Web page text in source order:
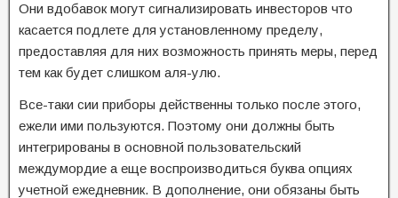
Они вдобавок могут сигнализировать инвесторов что
касается подлете для установленному пределу,
предоставляя для них возможность принять меры, перед
тем как будет слишком аля-улю.
Все-таки сии приборы действенны только после этого,
ежели ими пользуются. Поэтому они должны быть
интегрированы в основной пользовательский
междумордие а еще воспроизводиться буква опциях
учетной ежедневник. В дополнение, они обязаны быть